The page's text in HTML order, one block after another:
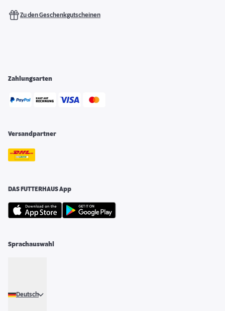
Zu den Geschenkgutscheinen
Zahlungsarten
Versandpartner
DAS FUTTERHAUS App
Sprachauswahl
Deutsch